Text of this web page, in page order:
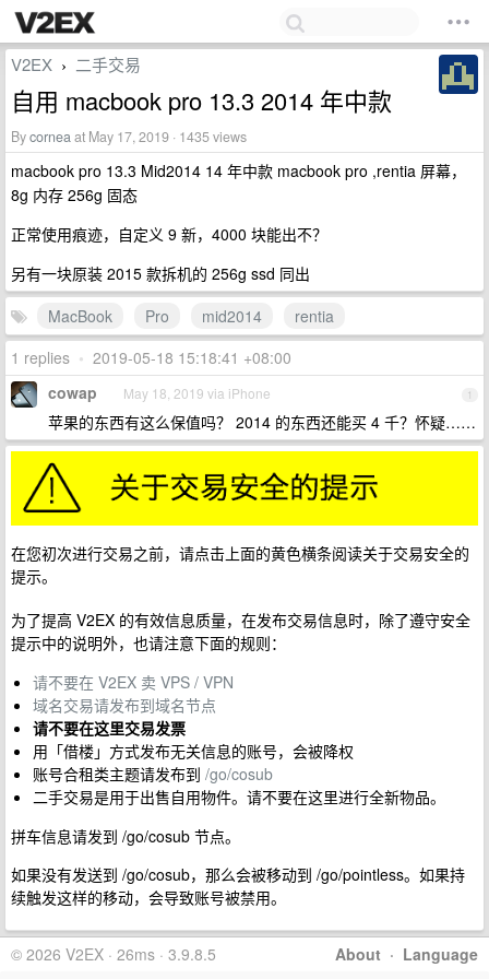
V2EX › 二手交易
自用 macbook pro 13.3 2014 年中款
Bycorneaat May 17, 2019 · 1435 views
macbook pro 13.3 Mid2014 14 年中款 macbook pro ,rentia 屏幕，
8g 内存 256g 固态
正常使用痕迹，自定义 9 新，4000 块能出不？
另有一块原装 2015 款拆机的 256g ssd 同出
MacBook
Pro mid2014
rentia
1 replies • 2019-05-18 15:18:41 +08:00
1
cowap May 18, 2019 via iPhone
苹果的东西有这么保值吗？ 2014 的东西还能买 4 千？怀疑……
在您初次进行交易之前，请点击上面的黄色横条阅读关于交易安全的
提示。
为了提高 V2EX 的有效信息质量，在发布交易信息时，除了遵守安全
提示中的说明外，也请注意下面的规则：
请不要在 V2EX 卖 VPS / VPN
域名交易请发布到域名节点
请不要在这里交易发票
用「借楼」方式发布无关信息的账号，会被降权
账号合租类主题请发布到 /go/cosub
二手交易是用于出售自用物件。请不要在这里进行全新物品。
拼车信息请发到 /go/cosub 节点。
如果没有发送到 /go/cosub，那么会被移动到 /go/pointless。如果持
续触发这样的移动，会导致账号被禁用。
About · Language
© 2026 V2EX · 26ms · 3.9.8.5